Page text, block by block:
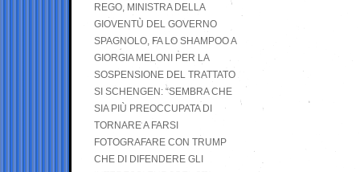
REGO, MINISTRA DELLA
GIOVENTÙ DEL GOVERNO
SPAGNOLO, FA LO SHAMPOO A
GIORGIA MELONI PER LA
SOSPENSIONE DEL TRATTATO
SI SCHENGEN: “SEMBRA CHE
SIA PIÙ PREOCCUPATA DI
TORNARE A FARSI
FOTOGRAFARE CON TRUMP
CHE DI DIFENDERE GLI